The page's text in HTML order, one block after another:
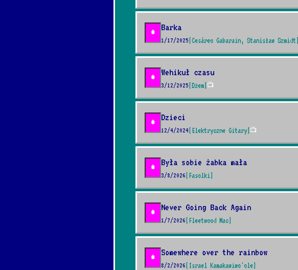
* Barka
1/17/2025 [Cesáreo Gabarain, Stanisław Szmidt]
* Wehikuł czasu
3/12/2025 [Dżem] 📺
* Dzieci
12/4/2024 [Elektryczne Gitary] 📺
* Była sobie żabka mała
3/8/2026 [Fasolki]
* Never Going Back Again
1/7/2026 [Fleetwood Mac]
* Somewhere over the rainbow
8/2/2026 [Israel Kamakawiwo'ole]